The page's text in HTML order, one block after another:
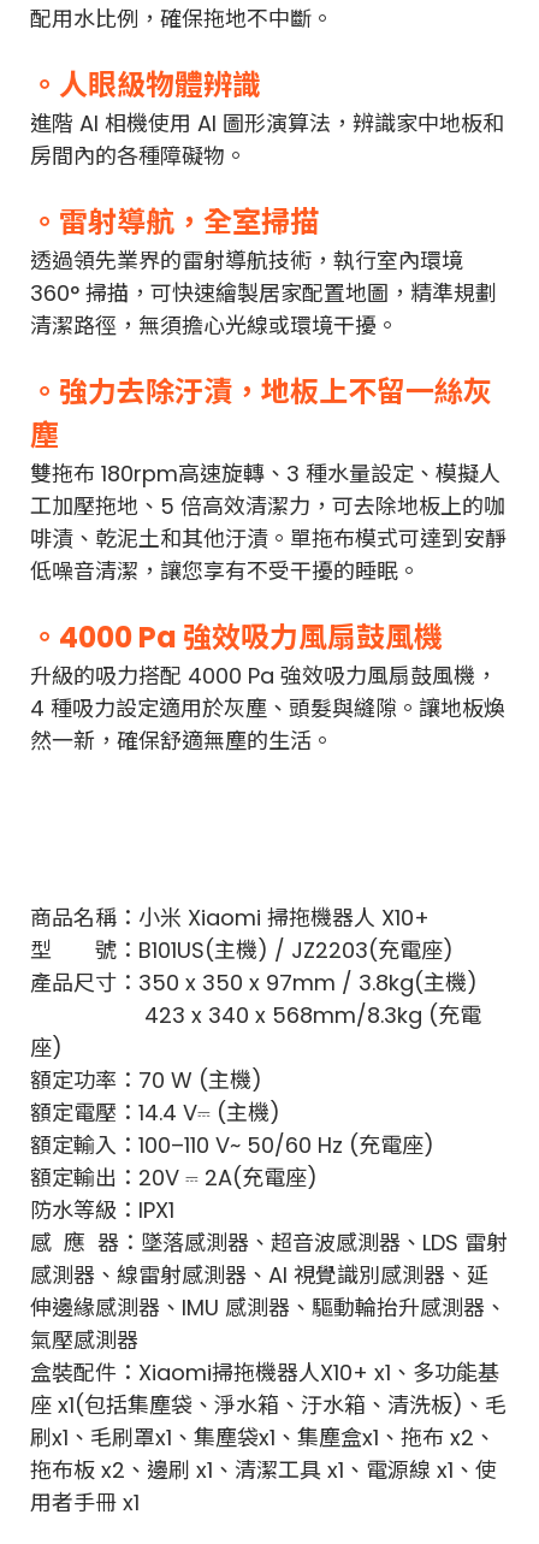
配用水比例，確保拖地不中斷。
。人眼級物體辨識
進階 AI 相機使用 AI 圖形演算法，辨識家中地板和
房間內的各種障礙物。
。雷射導航，全室掃描
透過領先業界的雷射導航技術，執行室內環境
360° 掃描，可快速繪製居家配置地圖，精準規劃
清潔路徑，無須擔心光線或環境干擾。
。強力去除汙漬，地板上不留一絲灰
塵
雙拖布 180rpm高速旋轉、3 種水量設定、模擬人
工加壓拖地、5 倍高效清潔力，可去除地板上的咖
啡漬、乾泥土和其他汙漬。單拖布模式可達到安靜
低噪音清潔，讓您享有不受干擾的睡眠。
。4000 Pa 強效吸力風扇鼓風機
升級的吸力搭配 4000 Pa 強效吸力風扇鼓風機，
4 種吸力設定適用於灰塵、頭髮與縫隙。讓地板煥
然一新，確保舒適無塵的生活。
商品名稱：小米 Xiaomi 掃拖機器人 X10+
型 號：B101US(主機) / JZ2203(充電座)
產品尺寸：350 x 350 x 97mm / 3.8kg(主機)
423 x 340 x 568mm/8.3kg (充電
座)
額定功率：70 W (主機)
額定電壓：14.4 V⎓ (主機)
額定輸入：100–110 V~ 50/60 Hz (充電座)
額定輸出：20V ⎓ 2A(充電座)
防水等級：IPX1
感 應 器：墜落感測器、超音波感測器、LDS 雷射
感測器、線雷射感測器、AI 視覺識別感測器、延
伸邊緣感測器、IMU 感測器、驅動輪抬升感測器、
氣壓感測器
盒裝配件：Xiaomi掃拖機器人X10+ x1、多功能基
座 x1(包括集塵袋、淨水箱、汙水箱、清洗板)、毛
刷x1、毛刷罩x1、集塵袋x1、集塵盒x1、拖布 x2、
拖布板 x2、邊刷 x1、清潔工具 x1、電源線 x1、使
用者手冊 x1